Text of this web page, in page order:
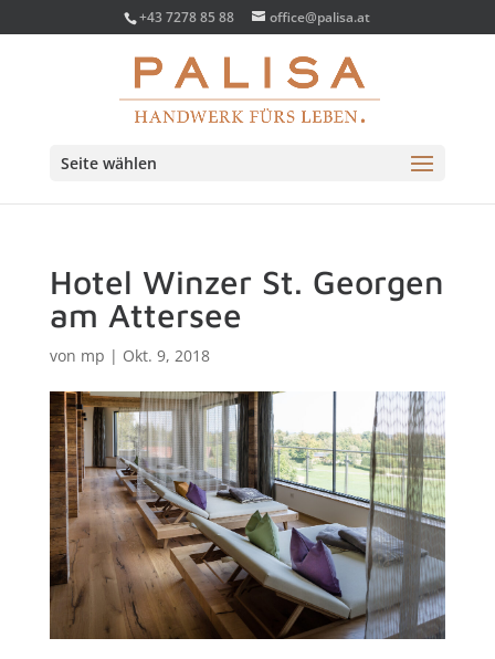
+43 7278 85 88 office@palisa.at
Seite wählen
Hotel Winzer St. Georgen
am Attersee
von mp | Okt. 9, 2018